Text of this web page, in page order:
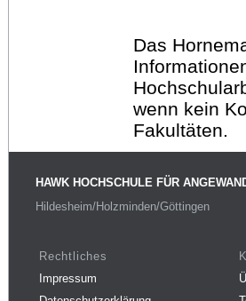
Das
wenn kein
Fakultäten.
HAWK HOCHSCHULE FÜR
Hildesheim/Holzminden/Göttingen
Rechtliches
Impressum